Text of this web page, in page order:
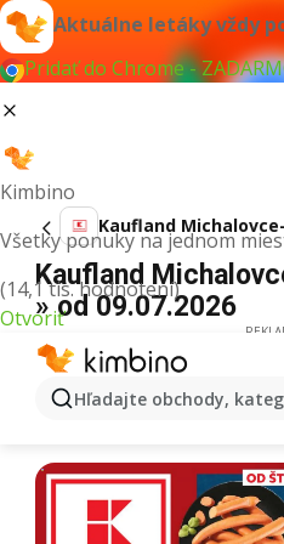
Aktuálne letáky vždy
Pridať do Chrome -
Kimbino
Všetky ponuky na jednom
(14,1 tis. hodnotení)
Otvoriť
Hľadajte obchody,
Kaufland
Kaufland
» od 09.07.2026